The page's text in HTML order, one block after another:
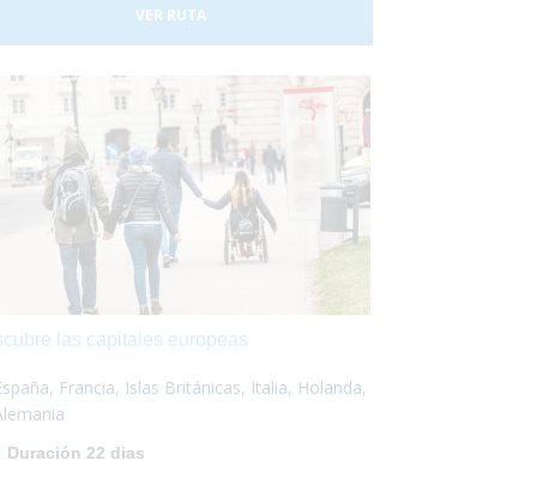
importantes del mundo, y la hermosa ciudad
deNúremberg. No lo dudes más y
Alemania. Nosotros nos encargaremos de todo
¡Sólo deberás disfrutar!
VER RUTA
las capitales europeas
, Francia, Islas Británicas, Italia, Holanda,
Duración 22 dias